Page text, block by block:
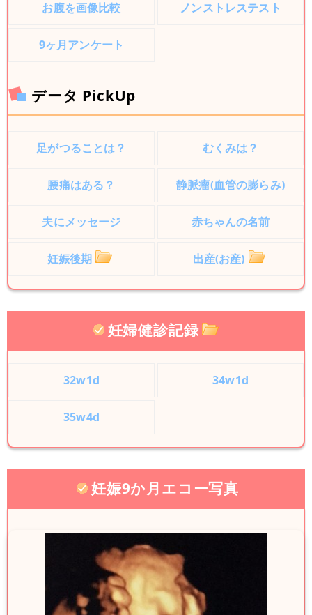
お腹を画像比較 ノンストレステスト
9ヶ月アンケート
データ PickUp
足がつることは？ むくみは？
腰痛はある？ 静脈瘤(血管の膨らみ)
夫にメッセージ 赤ちゃんの名前
妊娠後期 出産(お産)
妊婦健診記録
32w1d 34w1d
35w4d
妊娠9か月エコー写真